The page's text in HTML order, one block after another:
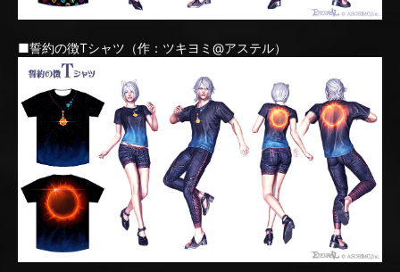
■誓約の徴Tシャツ（作：ツキヨミ@アステル）